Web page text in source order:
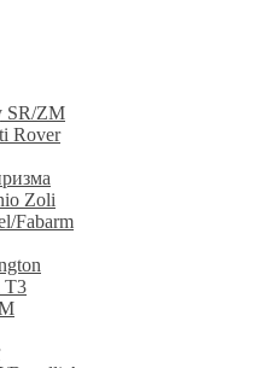
SR/ZM
Rover
Zoli
Fabarm
T3